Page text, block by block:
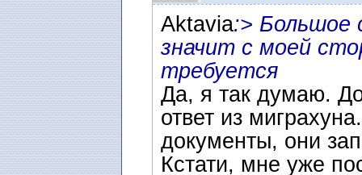
Aktavia:> Большое
значит с моей
требуется
Да, я так думаю.
ответ из
документы, они
Кстати, мне уже